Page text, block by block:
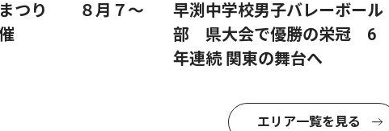
まつり ８月７〜
早渕中学校男子バレーボール
部 県大会で優勝の栄冠 6
年連続 関東の舞台へ
エリア一覧を見る